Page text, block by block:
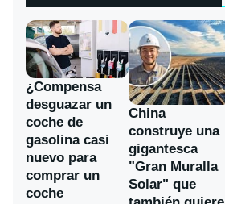
¿Compensa
desguazar un
coche de
gasolina casi
nuevo para
comprar un
coche
China
construye una
gigantesca
"Gran Muralla
Solar" que